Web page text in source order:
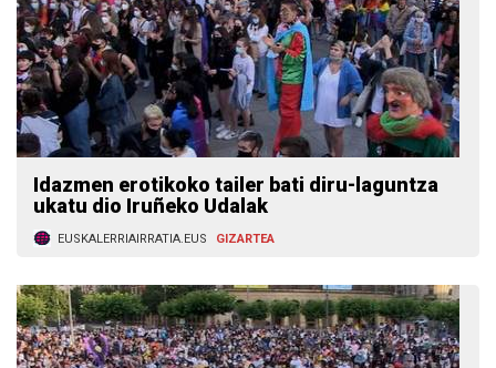
Idazmen erotikoko tailer bati diru-laguntza
ukatu dio Iruñeko Udalak
EUSKALERRIAIRRATIA.EUS GIZARTEA